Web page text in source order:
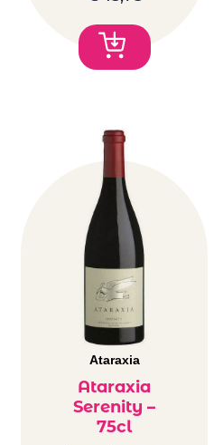
Ataraxia
Ataraxia
Serenity –
75cl